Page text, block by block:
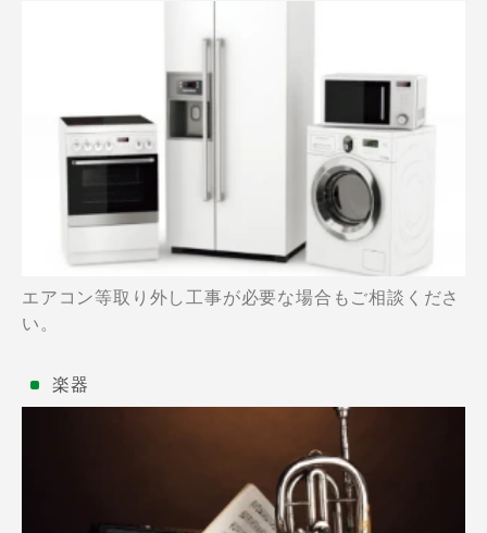
エアコン等取り外し工事が必要な場合もご相談くださ
い。
楽器